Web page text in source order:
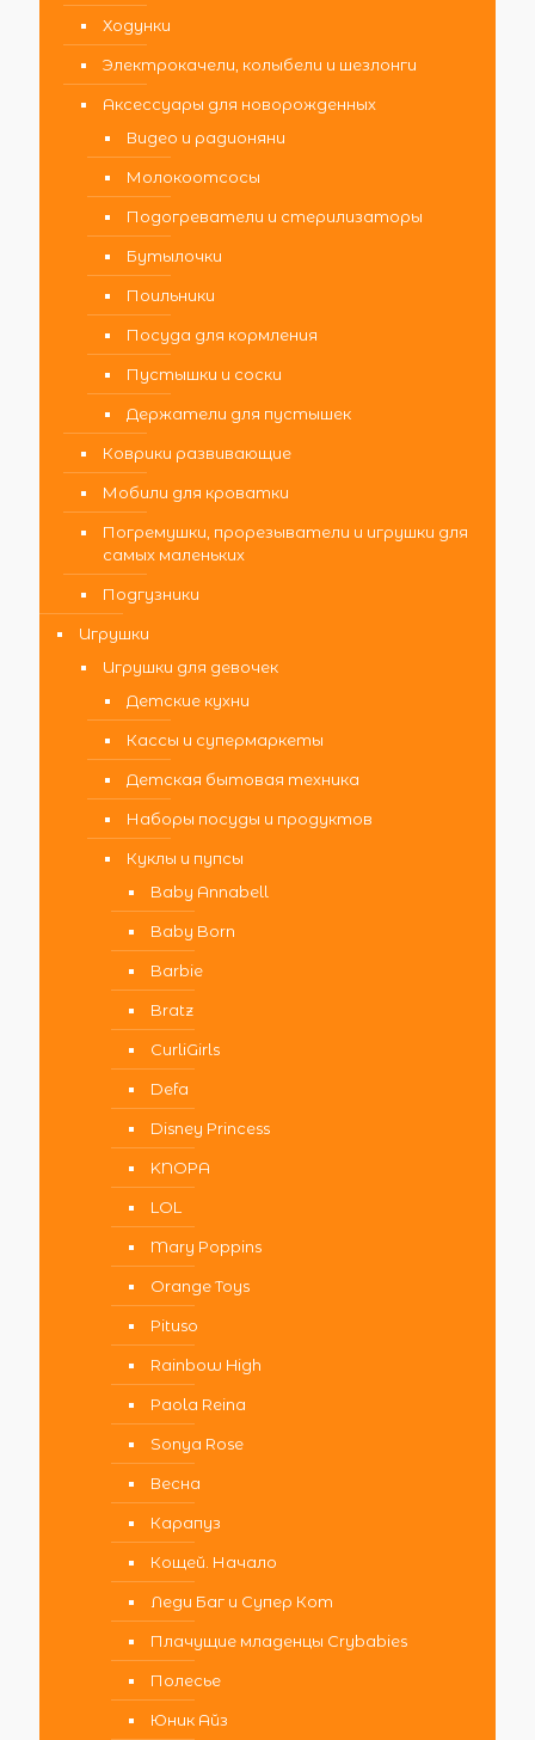
Ходунки
Электрокачели, колыбели и шезлонги
Аксессуары для новорожденных
Видео и радионяни
Молокоотсосы
Подогреватели и стерилизаторы
Бутылочки
Поильники
Посуда для кормления
Пустышки и соски
Держатели для пустышек
Коврики развивающие
Мобили для кроватки
Погремушки, прорезыватели и игрушки для
самых маленьких
Подгузники
Игрушки
Игрушки для девочек
Детские кухни
Кассы и супермаркеты
Детская бытовая техника
Наборы посуды и продуктов
Куклы и пупсы
Baby Annabell
Baby Born
Barbie
Bratz
CurliGirls
Defa
Disney Princess
KNOPA
LOL
Mary Poppins
Orange Toys
Pituso
Rainbow High
Paola Reina
Sonya Rose
Весна
Карапуз
Кощей. Начало
Леди Баг и Супер Кот
Плачущие младенцы Crybabies
Полесье
Юник Айз